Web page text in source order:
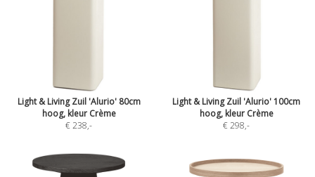
Light & Living Zuil 'Alurio' 80cm
hoog, kleur Crème
€ 238,-
Light & Living Zuil 'Alurio' 100cm
hoog, kleur Crème
€ 298,-